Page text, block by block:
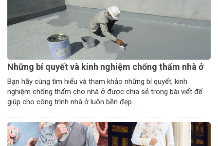
Những bí quyết và kinh nghiệm chống thấm nhà ở
Bạn hãy cùng tìm hiểu và tham khảo những bí quyết, kinh
nghiệm chống thấm cho nhà ở được chia sẻ trong bài viết để
giúp cho công trình nhà ở luôn bền đẹp ...